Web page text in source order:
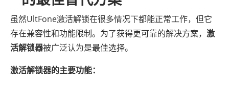
虽然UltFone激活解锁在很多情况下都能正常工作，但它
存在兼容性和功能限制。为了获得更可靠的解决方案， 激
活解锁器被广泛认为是最佳选择。
激活解锁器的主要功能：